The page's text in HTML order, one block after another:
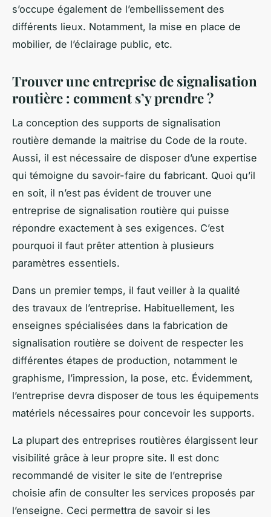
s’occupe également de l’embellissement des
différents lieux. Notamment, la mise en place de
mobilier, de l’éclairage public, etc.
Trouver une entreprise de signalisation
routière : comment s’y prendre ?
La conception des supports de signalisation
routière demande la maitrise du Code de la route.
Aussi, il est nécessaire de disposer d’une expertise
qui témoigne du savoir-faire du fabricant. Quoi qu’il
en soit, il n’est pas évident de trouver une
entreprise de signalisation routière qui puisse
répondre exactement à ses exigences. C’est
pourquoi il faut prêter attention à plusieurs
paramètres essentiels.
Dans un premier temps, il faut veiller à la qualité
des travaux de l’entreprise. Habituellement, les
enseignes spécialisées dans la fabrication de
signalisation routière se doivent de respecter les
différentes étapes de production, notamment le
graphisme, l’impression, la pose, etc. Évidemment,
l’entreprise devra disposer de tous les équipements
matériels nécessaires pour concevoir les supports.
La plupart des entreprises routières élargissent leur
visibilité grâce à leur propre site. Il est donc
recommandé de visiter le site de l’entreprise
choisie afin de consulter les services proposés par
l’enseigne. Ceci permettra de savoir si les